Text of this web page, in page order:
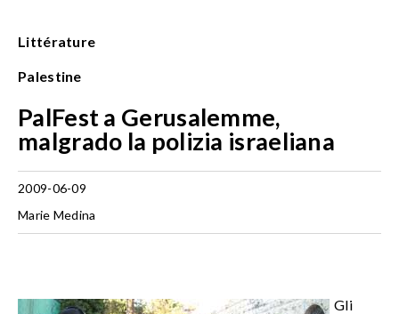
Littérature
Palestine
PalFest a Gerusalemme,
malgrado la polizia israeliana
2009-06-09
Marie Medina
Gli